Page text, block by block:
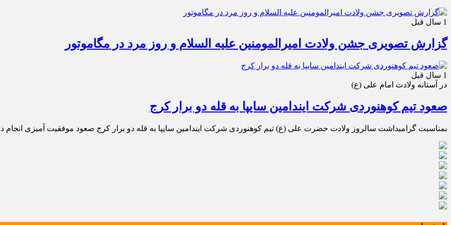
1 سال قبل
گزارش تصویری جشن ولادت امیرالمومنین علیه السلام و روز مرد در مگاموتور
1 سال قبل
در آستانه ولادت امام علی (ع)
صعود تیم کوهنوردی شرکت ایندامین سایپا به قله دو برار کرج
بمناسبت گرامیداشت سالروز ولادت حضرت علی (ع) تیم کوهنوردی شرکت ایندامین سایپا به قله دو برار کرج صعود موفقیت آمیزی انجام